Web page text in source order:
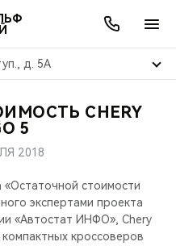
д. 5А
CHERY
5
2018
стоимости
экспертами проекта
«Автостат ИНФО», Chery
кроссоверов